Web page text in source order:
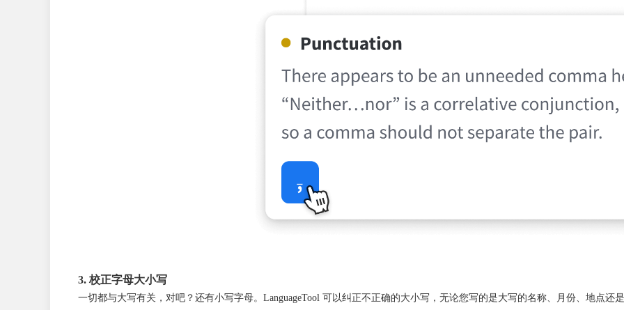
3. 校正字母大小写
一切都与大写有关，对吧？还有小写字母。LanguageTool 可以纠正不正确的大小写，无论您写的是大写的名称、月份、地点还